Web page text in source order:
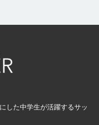
した中学生が活躍するサッ